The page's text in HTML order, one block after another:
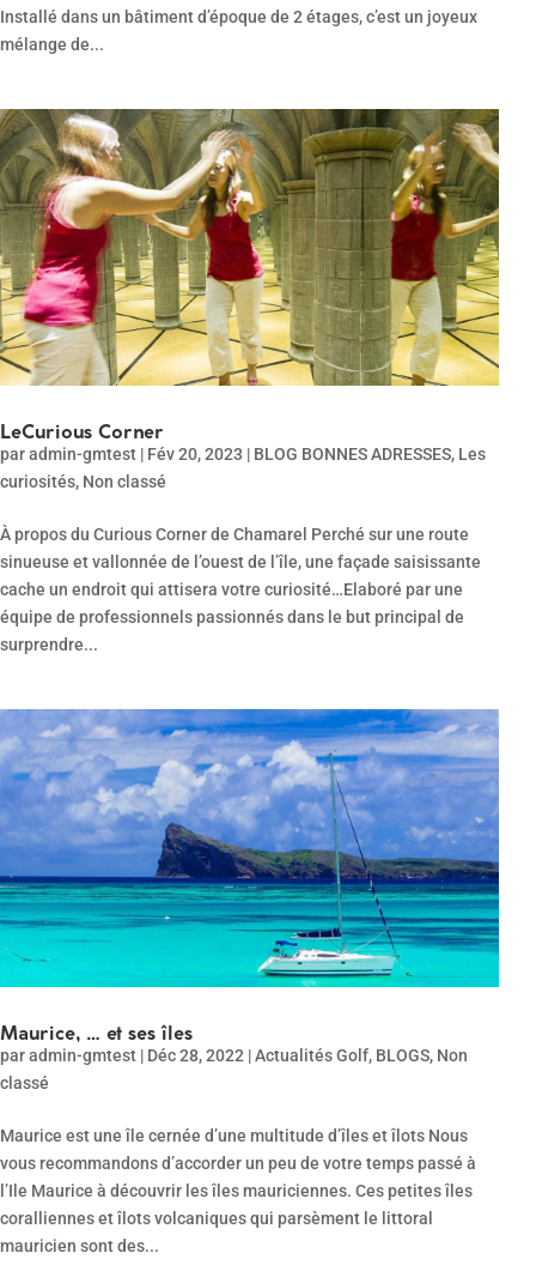
Installé dans un bâtiment d’époque de 2 étages, c’est un joyeux
mélange de...
LeCurious Corner
paradmin-gmtest | Fév 20, 2023 | BLOG BONNES ADRESSES, Les
curiosités, Non classé
À propos du Curious Corner de Chamarel Perché sur une route
sinueuse et vallonnée de l’ouest de l’île, une façade saisissante
cache un endroit qui attisera votre curiosité…Elaboré par une
équipe de professionnels passionnés dans le but principal de
surprendre...
Maurice, … et ses îles
paradmin-gmtest | Déc 28, 2022 |Actualités Golf, BLOGS, Non
classé
Maurice est une île cernée d’une multitude d’îles et îlots Nous
vous recommandons d’accorder un peu de votre temps passé à
l’Ile Maurice à découvrir les îles mauriciennes. Ces petites îles
coralliennes et îlots volcaniques qui parsèment le littoral
mauricien sont des...